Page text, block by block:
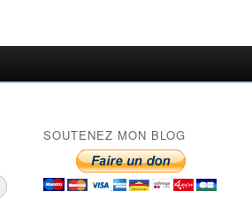
SOUTENEZ MON BLOG